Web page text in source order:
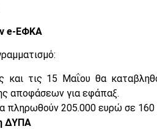
e-ΕΦΚΑ
τις 15 Μαΐου θα
αποφάσεων για εφάπαξ.
πληρωθούν 205.000 ευρώ σε 160
ΔΥΠΑ